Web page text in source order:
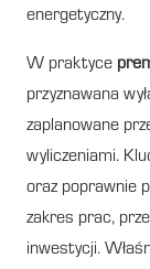
energetyczny.
W praktyce
przyznawana
zaplanowane
wyliczeniami.
oraz poprawnie
zakres prac,
inwestycji.